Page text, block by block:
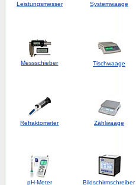
Leistungsmesser Systemwaage
Messschieber Tischwaage
Refraktometer Zählwaage
pH-Meter Bildschirmschreiber